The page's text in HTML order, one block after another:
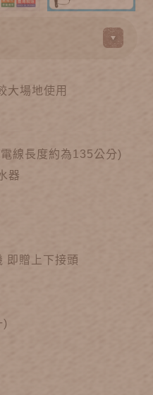
大場地使用
線長度約為135公分)
器
即贈上下接頭
)